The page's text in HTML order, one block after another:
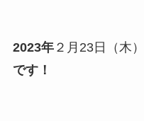
2023年２月23日（木
です！